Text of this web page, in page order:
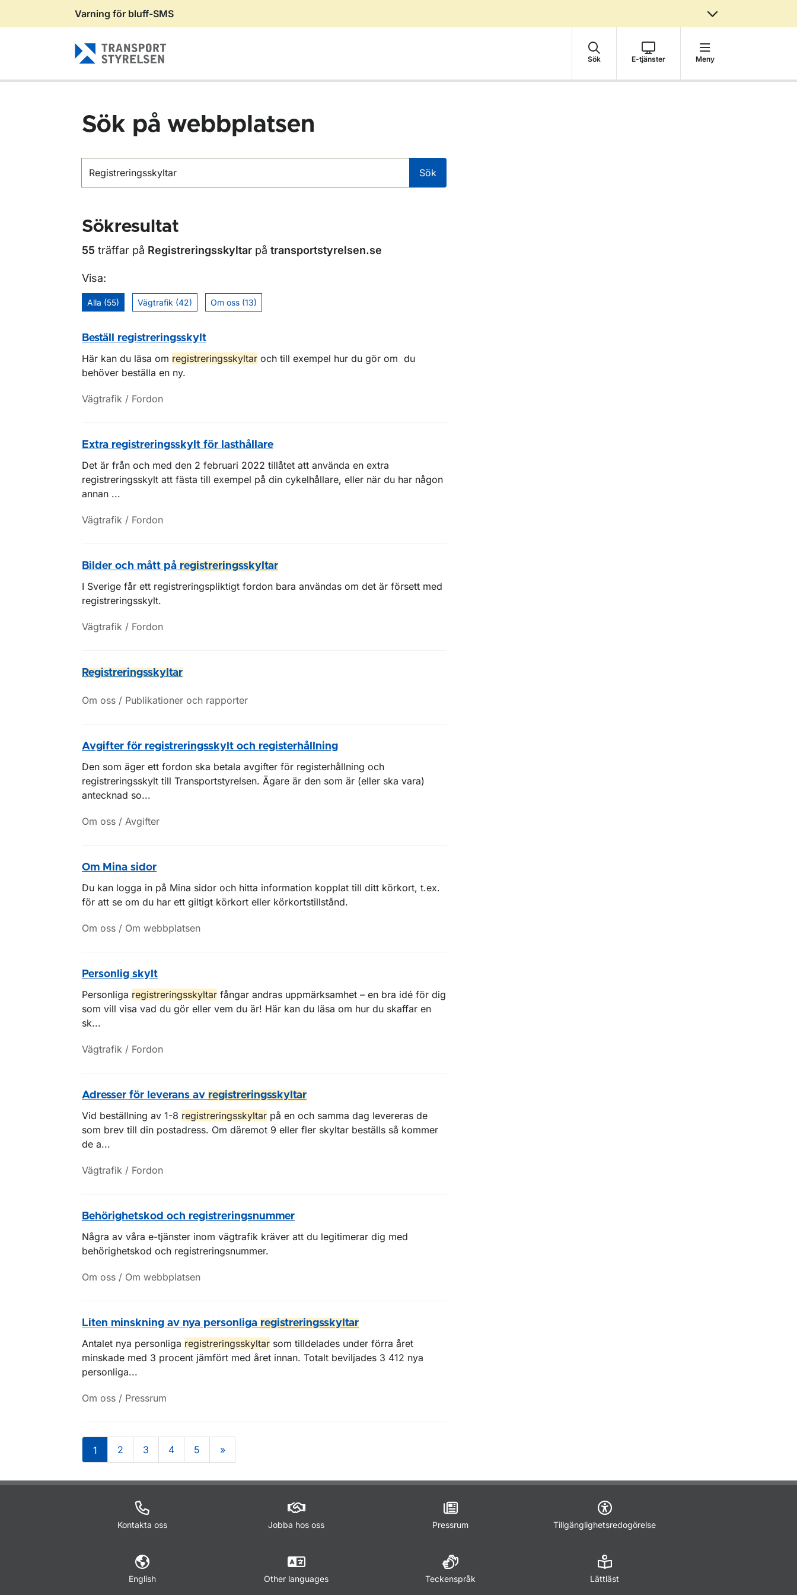
Gå till sidans innehåll
Varning för bluff-SMS
Sök E-tjänster Meny
Sök på webbplatsen
Sök
Sökresultat
55 träffar på Registreringsskyltar på transportstyrelsen.se
Visa:
Alla (55) Vägtrafik (42) Om oss (13)
Beställ registreringsskylt
Här kan du läsa om registreringsskyltar och till exempel hur du gör om du
behöver beställa en ny.
Vägtrafik / Fordon
Extra registreringsskylt för lasthållare
Det är från och med den 2 februari 2022 tillåtet att använda en extra
registreringsskylt att fästa till exempel på din cykelhållare, eller när du har någon
annan ...
Vägtrafik / Fordon
Bilder och mått på registreringsskyltar
I Sverige får ett registreringspliktigt fordon bara användas om det är försett med
registreringsskylt.
Vägtrafik / Fordon
Registreringsskyltar
Om oss / Publikationer och rapporter
Avgifter för registreringsskylt och registerhållning
Den som äger ett fordon ska betala avgifter för registerhållning och
registreringsskylt till Transportstyrelsen. Ägare är den som är (eller ska vara)
antecknad so...
Om oss / Avgifter
Om Mina sidor
Du kan logga in på Mina sidor och hitta information kopplat till ditt körkort, t.ex.
för att se om du har ett giltigt körkort eller körkortstillstånd.
Om oss / Om webbplatsen
Personlig skylt
Personliga registreringsskyltar fångar andras uppmärksamhet – en bra idé för dig
som vill visa vad du gör eller vem du är! Här kan du läsa om hur du skaffar en
sk...
Vägtrafik / Fordon
Adresser för leverans av registreringsskyltar
Vid beställning av 1-8 registreringsskyltar på en och samma dag levereras de
som brev till din postadress. Om däremot 9 eller fler skyltar beställs så kommer
de a...
Vägtrafik / Fordon
Behörighetskod och registreringsnummer
Några av våra e-tjänster inom vägtrafik kräver att du legitimerar dig med
behörighetskod och registreringsnummer.
Om oss / Om webbplatsen
Liten minskning av nya personliga registreringsskyltar
Antalet nya personliga registreringsskyltar som tilldelades under förra året
minskade med 3 procent jämfört med året innan. Totalt beviljades 3 412 nya
personliga...
Om oss / Pressrum
1 2 3 4 5 »
Om sidan
Kontakta oss Jobba hos oss Pressrum Tillgänglighetsredogörelse
English Other languages Teckenspråk Lättläst